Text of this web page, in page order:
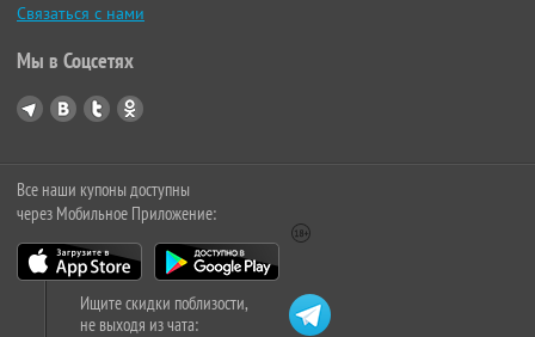
Связаться с нами
Мы в Соцсетях
Все наши купоны доступны
через Мобильное Приложение:
Ищите скидки поблизости,
не выходя из чата: